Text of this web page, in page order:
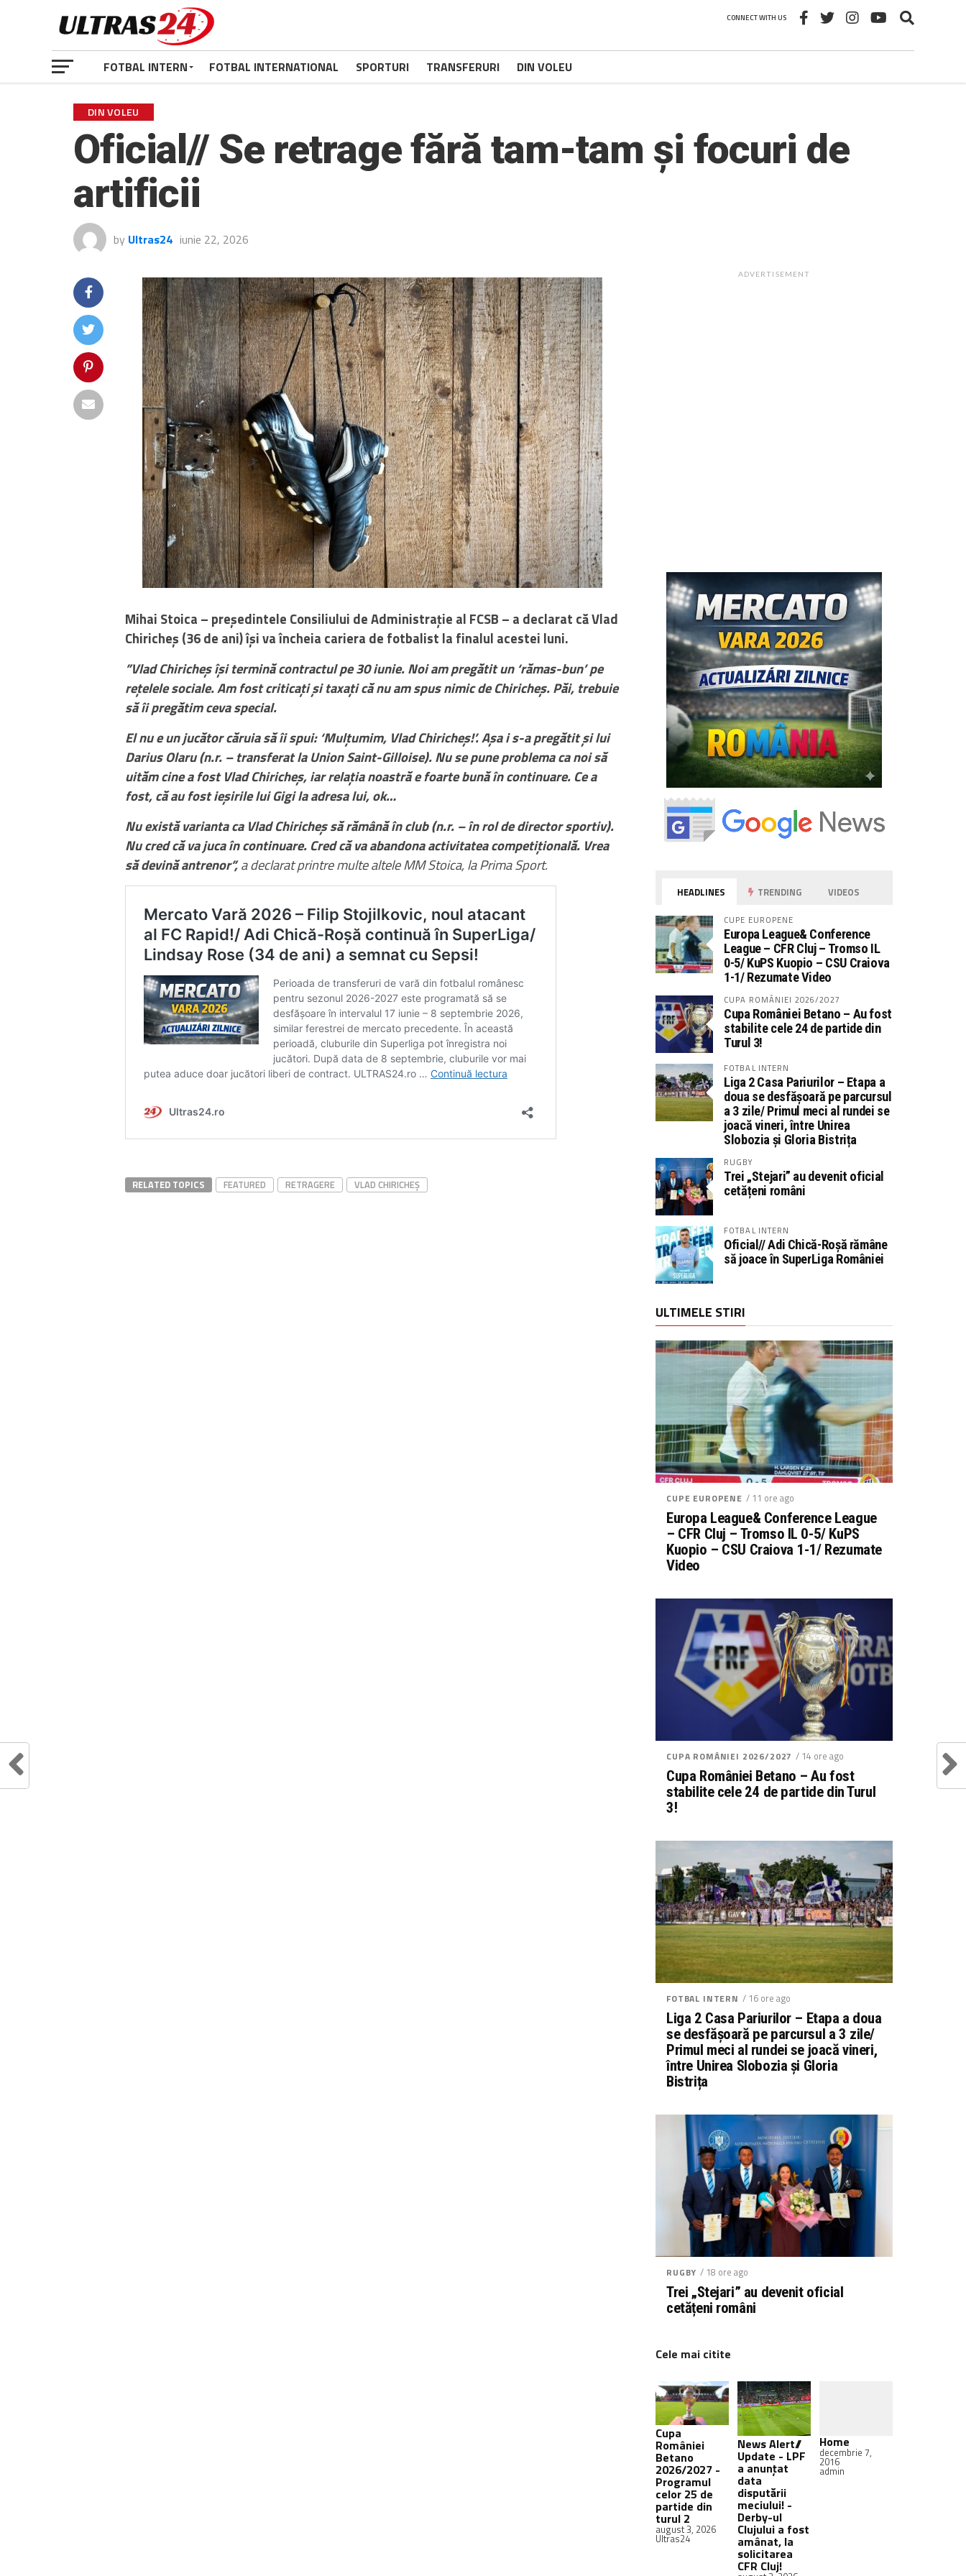
CONNECT WITH US
FOTBAL INTERN FOTBAL INTERNATIONAL SPORTURI TRANSFERURI DIN VOLEU
DIN VOLEU
Oficial// Se retrage fără tam-tam și focuri de
artificii
by Ultras24 iunie 22, 2026
Mihai Stoica – președintele Consiliului de Administrație al FCSB – a declarat că Vlad
Chiricheș (36 de ani) își va încheia cariera de fotbalist la finalul acestei luni.
”Vlad Chiricheș își termină contractul pe 30 iunie. Noi am pregătit un ‘rămas-bun’ pe
rețelele sociale. Am fost criticați și taxați că nu am spus nimic de Chiricheș. Păi, trebuie
să îi pregătim ceva special.
El nu e un jucător căruia să îi spui: ‘Mulțumim, Vlad Chiricheș!’. Așa i s-a pregătit și lui
Darius Olaru (n.r. – transferat la Union Saint-Gilloise). Nu se pune problema ca noi să
uităm cine a fost Vlad Chiricheș, iar relația noastră e foarte bună în continuare. Ce a
fost, că au fost ieșirile lui Gigi la adresa lui, ok…
Nu există varianta ca Vlad Chiricheș să rămână în club (n.r. – în rol de director sportiv).
Nu cred că va juca în continuare. Cred că va abandona activitatea competițională. Vrea
să devină antrenor”,a declarat printre multe altele MM Stoica, la Prima Sport.
RELATED TOPICS FEATURED RETRAGERE VLAD CHIRICHEȘ
ADVERTISEMENT
HEADLINES TRENDING VIDEOS
CUPE EUROPENE
Europa League& Conference
League – CFR Cluj – Tromso IL
0-5/ KuPS Kuopio – CSU Craiova
1-1/ Rezumate Video
CUPA ROMÂNIEI 2026/2027
Cupa României Betano – Au fost
stabilite cele 24 de partide din
Turul 3!
FOTBAL INTERN
Liga 2 Casa Pariurilor – Etapa a
doua se desfășoară pe parcursul
a 3 zile/ Primul meci al rundei se
joacă vineri, între Unirea
Slobozia și Gloria Bistrița
RUGBY
Trei „Stejari” au devenit oficial
cetățeni români
FOTBAL INTERN
Oficial// Adi Chică-Roșă rămâne
să joace în SuperLiga României
ULTIMELE STIRI
CUPE EUROPENE / 11 ore ago
Europa League& Conference League
– CFR Cluj – Tromso IL 0-5/ KuPS
Kuopio – CSU Craiova 1-1/ Rezumate
Video
CUPA ROMÂNIEI 2026/2027 / 14 ore ago
Cupa României Betano – Au fost
stabilite cele 24 de partide din Turul
3!
FOTBAL INTERN / 16 ore ago
Liga 2 Casa Pariurilor – Etapa a doua
se desfășoară pe parcursul a 3 zile/
Primul meci al rundei se joacă vineri,
între Unirea Slobozia și Gloria
Bistrița
RUGBY / 18 ore ago
Trei „Stejari” au devenit oficial
cetățeni români
Cele mai citite
Cupa
României
Betano
2026/2027 -
Programul
celor 25 de
partide din
turul 2
august 3, 2026
Ultras24
News Alert//
Update - LPF
a anunțat
data
disputării
meciului! -
Derby-ul
Clujului a fost
amânat, la
solicitarea
CFR Cluj!
Home
decembrie 7,
2016
admin